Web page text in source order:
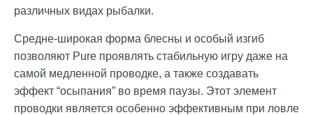
различных видах рыбалки.
Средне-широкая форма блесны и особый изгиб
позволяют Pure проявлять стабильную игру даже на
самой медленной проводке, а также создавать
эффект “осыпания” во время паузы. Этот элемент
проводки является особенно эффективным при ловле